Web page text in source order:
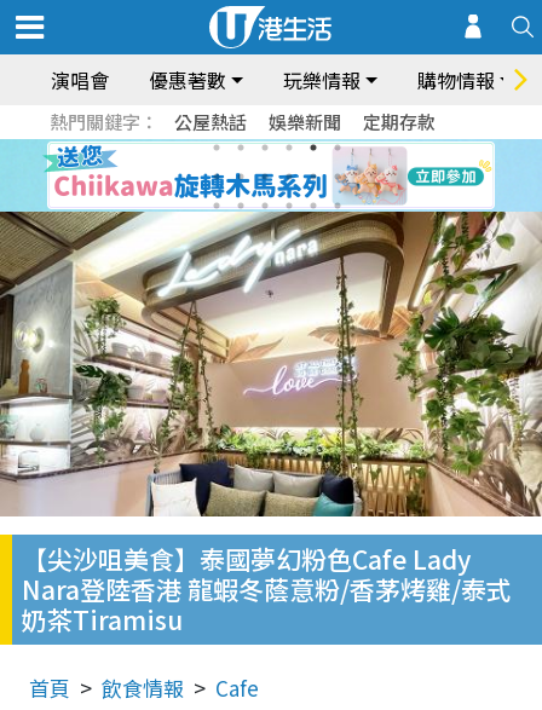
演唱會 優惠著數 玩樂情報 購物情報
熱門關鍵字： 公屋熱話 娛樂新聞 定期存款
【尖沙咀美食】泰國夢幻粉色Cafe Lady
Nara登陸香港 龍蝦冬蔭意粉/香茅烤雞/泰式
奶茶Tiramisu
首頁 飲食情報 Cafe